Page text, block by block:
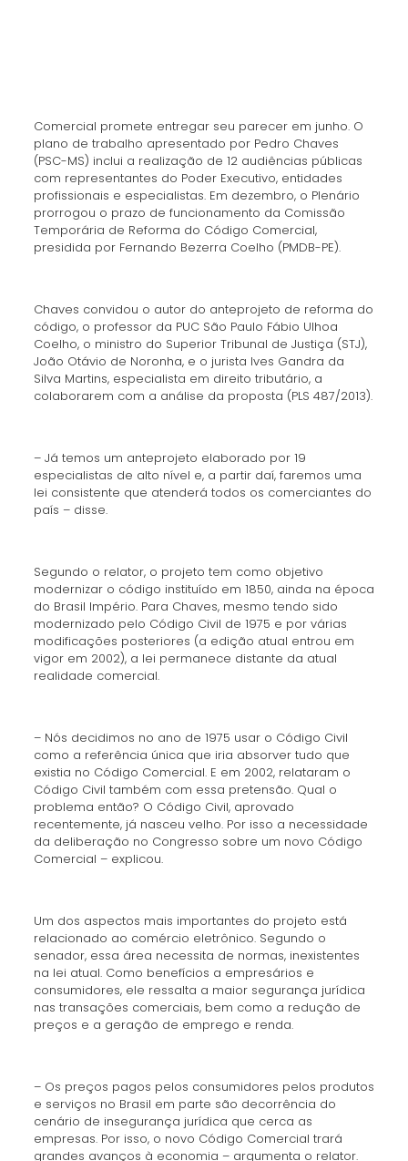
Comercial promete entregar seu parecer em junho. O
plano de trabalho apresentado por Pedro Chaves
(PSC-MS) inclui a realização de 12 audiências públicas
com representantes do Poder Executivo, entidades
profissionais e especialistas. Em dezembro, o Plenário
prorrogou o prazo de funcionamento da Comissão
Temporária de Reforma do Código Comercial,
presidida por Fernando Bezerra Coelho (PMDB-PE).
Chaves convidou o autor do anteprojeto de reforma do
código, o professor da PUC São Paulo Fábio Ulhoa
Coelho, o ministro do Superior Tribunal de Justiça (STJ),
João Otávio de Noronha, e o jurista Ives Gandra da
Silva Martins, especialista em direito tributário, a
colaborarem com a análise da proposta (PLS 487/2013).
– Já temos um anteprojeto elaborado por 19
especialistas de alto nível e, a partir daí, faremos uma
lei consistente que atenderá todos os comerciantes do
país – disse.
Segundo o relator, o projeto tem como objetivo
modernizar o código instituído em 1850, ainda na época
do Brasil Império. Para Chaves, mesmo tendo sido
modernizado pelo Código Civil de 1975 e por várias
modificações posteriores (a edição atual entrou em
vigor em 2002), a lei permanece distante da atual
realidade comercial.
– Nós decidimos no ano de 1975 usar o Código Civil
como a referência única que iria absorver tudo que
existia no Código Comercial. E em 2002, relataram o
Código Civil também com essa pretensão. Qual o
problema então? O Código Civil, aprovado
recentemente, já nasceu velho. Por isso a necessidade
da deliberação no Congresso sobre um novo Código
Comercial – explicou.
Um dos aspectos mais importantes do projeto está
relacionado ao comércio eletrônico. Segundo o
senador, essa área necessita de normas, inexistentes
na lei atual. Como benefícios a empresários e
consumidores, ele ressalta a maior segurança jurídica
nas transações comerciais, bem como a redução de
preços e a geração de emprego e renda.
– Os preços pagos pelos consumidores pelos produtos
e serviços no Brasil em parte são decorrência do
cenário de insegurança jurídica que cerca as
empresas. Por isso, o novo Código Comercial trará
grandes avanços à economia – argumenta o relator.